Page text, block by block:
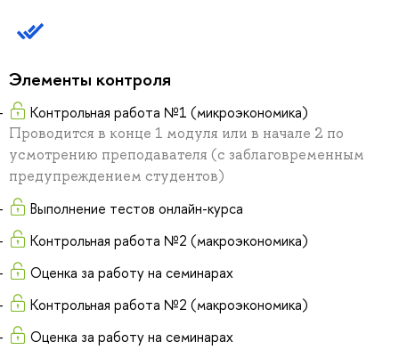
Элементы контроля
Контрольная работа №1 (микроэкономика)
Проводится в конце 1 модуля или в начале 2 по
усмотрению преподавателя (с заблаговременным
предупреждением студентов)
Выполнение тестов онлайн-курса
Контрольная работа №2 (макроэкономика)
Оценка за работу на семинарах
Контрольная работа №2 (макроэкономика)
Оценка за работу на семинарах